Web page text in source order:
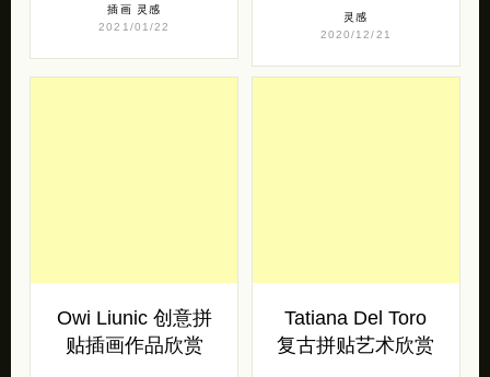
插画
灵感
2021/01/22
灵感
2020/12/21
Owi Liunic 创意拼
贴插画作品欣赏
Tatiana Del Toro
复古拼贴艺术欣赏